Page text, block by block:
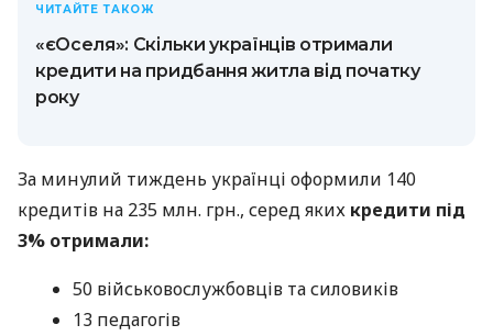
ЧИТАЙТЕ ТАКОЖ
«єОселя»: Скільки українців отримали
кредити на придбання житла від початку
року
За минулий тиждень українці оформили 140
кредитів на 235 млн. грн., серед яких кредити під
3% отримали:
50 військовослужбовців та силовиків
13 педагогів